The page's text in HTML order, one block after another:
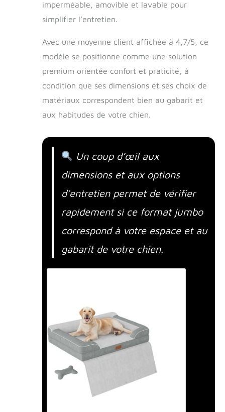
imperméable, amovible et lavable pour
simplifier l’entretien.
Avec une moyenne client affichée à 4,7/5, ce
modèle se positionne comme une solution
premium orientée confort et praticité, à
condition que ses dimensions et ses choix de
matériaux correspondent bien au gabarit et
aux habitudes de votre chien.
Un coup d’œil aux
dimensions et aux options
d’entretien permet de vérifier
rapidement si ce format jumbo
correspond à votre espace et au
gabarit de votre chien.